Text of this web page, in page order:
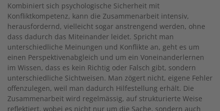
Kombiniert sich psychologische Sicherheit mit
Konfliktkompetenz, kann die Zusammenarbeit intensiv,
herausfordernd, vielleicht sogar anstrengend werden, ohne
dass dadurch das Miteinander leidet. Spricht man
unterschiedliche Meinungen und Konflikte an, geht es um
einen Perspektivenabgleich und um ein Voneinanderlernen
im Wissen, dass es kein Richtig oder Falsch gibt, sondern
unterschiedliche Sichtweisen. Man zögert nicht, eigene Fehler
offenzulegen, weil man dadurch Hilfestellung erhält. Die
Zusammenarbeit wird regelmässig, auf strukturierte Weise
reflektiert, wobei es nicht nur um die Sache, sondern auch